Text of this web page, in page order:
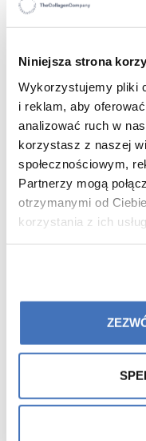
Niniejsza strona
Wykorzystujemy pliki
i reklam, aby
analizować ruch w
korzystasz z naszej
społecznościowym,
Partnerzy mogą
otrzymanymi od
korzystania z ich usług.